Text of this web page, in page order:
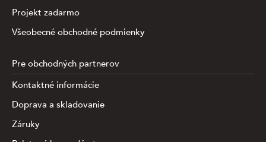
Projekt zadarmo
Všeobecné obchodné podmienky
Pre obchodných partnerov
Kontaktné informácie
Doprava a skladovanie
Záruky